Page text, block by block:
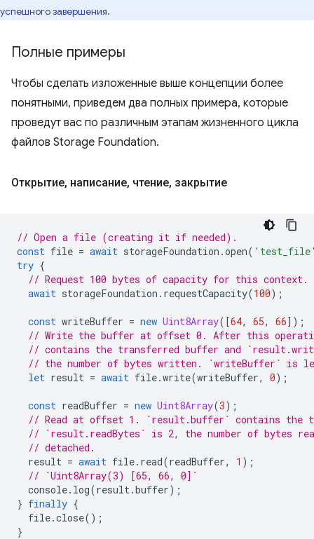
успешного завершения.
Полные примеры
Чтобы сделать изложенные выше концепции более
понятными, приведем два полных примера, которые
проведут вас по различным этапам жизненного цикла
файлов Storage Foundation.
Открытие, написание, чтение, закрытие
// Open a file (creating it if needed).
const file = await storageFoundation .open(
try {
// Request 100 bytes of capacity for this context.
await storageFoundation . requestCapacity(100);
const writeBuffer = new Uint8Array([64, 65, 66]);
// Write the buffer at offset 0. After this
// contains the transferred buffer and
// the number of bytes written. `writeBuffer` is
let result = await file.write(writeBuffer, 0);
const readBuffer = new Uint8Array(3);
// Read at offset 1. `result.buffer` contains the
// `result.readBytes` is 2, the number of bytes
// detached.
result = await file. read(readBuffer, 1 );
// `Uint8Array(3) [65, 66, 0]`
console. log(result.buffer);
} finally {
file.close();
}